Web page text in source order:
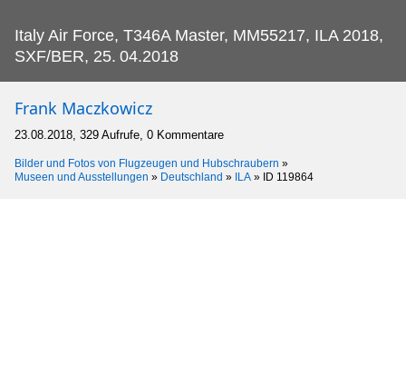
Italy Air Force, T346A Master, MM55217, ILA 2018,
SXF/BER, 25. 04.2018
Frank Maczkowicz
23.08.2018, 329 Aufrufe, 0 Kommentare
Bilder und Fotos von Flugzeugen und Hubschraubern »
Museen und Ausstellungen » Deutschland » ILA » ID 119864